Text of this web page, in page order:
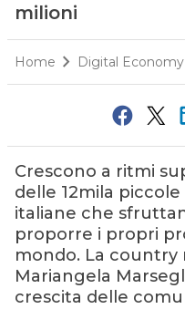
milioni
Home Digital Economy
Crescono a ritmi
delle 12mila
italiane che
proporre i propri
mondo. La country
Mariangela
crescita delle